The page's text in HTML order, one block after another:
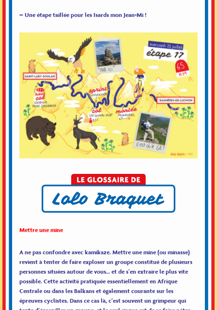
– Une étape taillée pour les Isards mon Jean-Mi !
Mettre une mine
A ne pas confondre avec kamikaze. Mettre une mine (ou minasse)
revient à tenter de faire exploser un groupe constitué de plusieurs
personnes situées autour de vous… et de s’en extraire le plus vite
possible. Cette activité pratiquée essentiellement en Afrique
Centrale ou dans les Balkans et également courante sur les
épreuves cyclistes. Dans ce cas là, c’est souvent un grimpeur qui